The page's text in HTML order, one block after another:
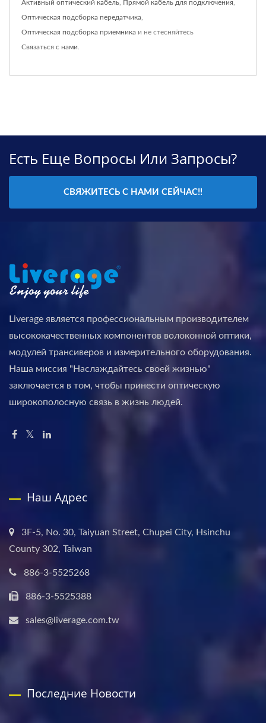
Активный оптический кабель Прямой кабель для подключения
Оптическая подсборка передатчика
Оптическая подсборка приемника и не стесняйтесь
Связаться с нами
Есть Еще Вопросы Или Запросы?
СВЯЖИТЕСЬ С НАМИ СЕЙЧАС!!
Liverage является профессиональным производителем
высококачественных компонентов волоконной оптики,
модулей трансиверов и измерительного оборудования.
Наша миссия "Наслаждайтесь своей жизнью"
заключается в том, чтобы принести оптическую
широкополосную связь в жизнь людей.
Наш Адрес
3F-5, No. 30, Taiyuan Street, Chupei City, Hsinchu
County 302, Taiwan
886-3-5525268
886-3-5525388
sales@liverage.com.tw
Последние Новости